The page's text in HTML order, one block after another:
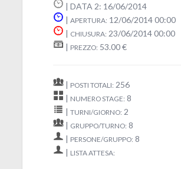
| DATA 2: 16/06/2014
|APERTURA: 12/06/2014 00:00
| CHIUSURA: 23/06/2014 00:00
| PREZZO: 53.00 €
| POSTI TOTALI: 256
| NUMERO STAGE: 8
|TURNI/GIORNO: 2
| GRUPPO/TURNO: 8
| PERSONE/GRUPPO: 8
| LISTA ATTESA: